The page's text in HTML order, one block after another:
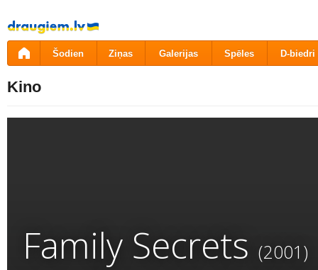
Pāriet
uz
saturu
Šodien Ziņas Galerijas Spēles D-biedri
Kino
Family Secrets (2001)